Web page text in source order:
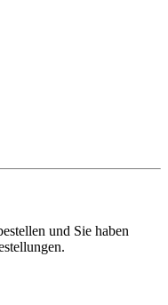
und Sie haben